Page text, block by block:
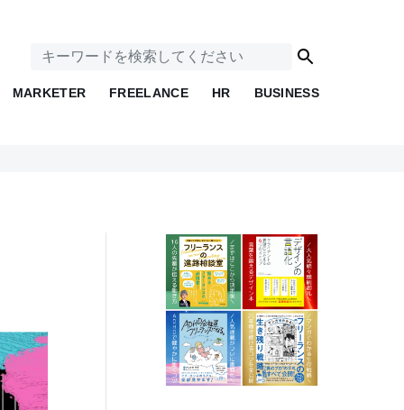
MARKETER FREELANCE HR BUSINESS